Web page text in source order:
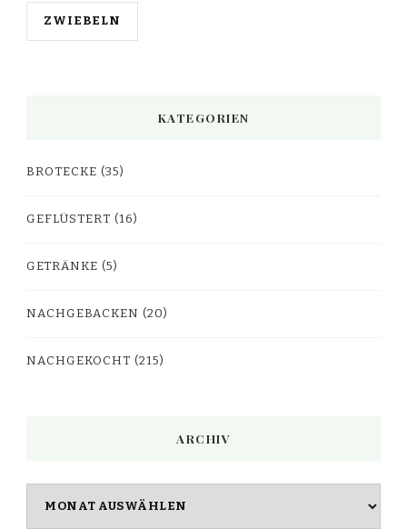
ZWIEBELN
KATEGORIEN
BROTECKE (35)
GEFLÜSTERT (16)
GETRÄNKE (5)
NACHGEBACKEN (20)
NACHGEKOCHT (215)
ARCHIV